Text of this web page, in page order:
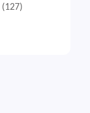
(127)